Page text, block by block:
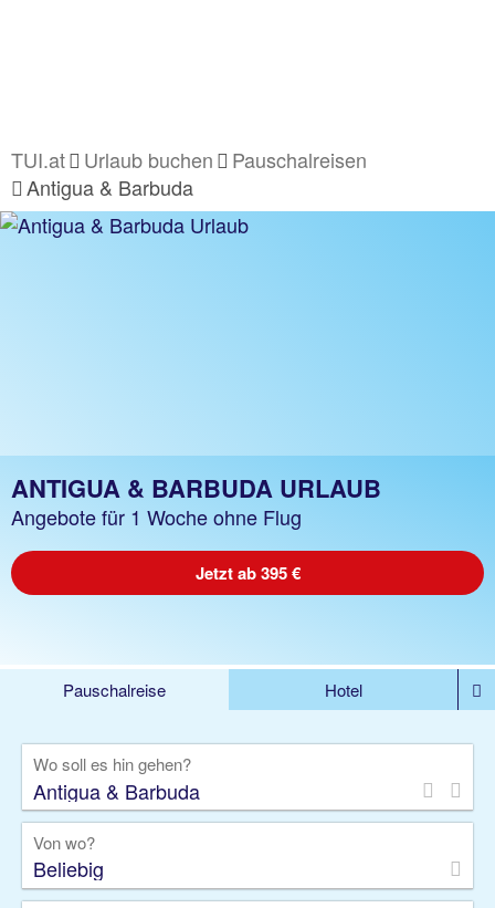
TUI.at Urlaub buchen
Pauschalreisen
Antigua & Barbuda
ANTIGUA & BARBUDA URLAUB
Angebote für 1 Woche ohne Flug
Jetzt ab 395 €
Pauschalreise
Hotel
Rundreise
Kreuzfahrt
Gruppenreise
Camper Privattransfer
Wo soll es hin gehen?
Von wo?
Beliebig